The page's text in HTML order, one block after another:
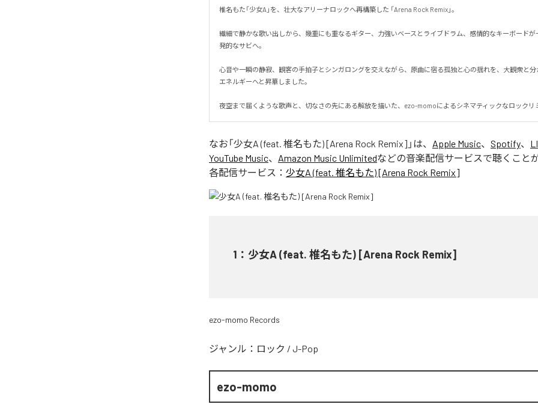
椎名もた「少女A」を、壮大なアリーナロックへ再構築した 「Arena Rock Remix」。
繊細で静かな歌い出しから、幾重にも重なるギター、力強いベースとライブドラム、感情的なキーボードが
発的なサビへ。
心音や一瞬の静寂、観客の手拍子とシンガロングを交えながら、原曲に宿る孤独と心の揺れを、大観衆と分
エネルギーへと昇華しました。
夜空まで届くような歌声と、切なさの先にある解放を描いた、ezo-momoによるシネマティックなロックリ
なお「少女A (feat. 椎名もた) [Arena Rock Remix] 」は、 Apple Music、 Spotify、
YouTube Music、 Amazon Music Unlimitedなどの音楽配信サービスで聴くこと
各配信サービス： 少女A (feat. 椎名もた) [Arena Rock Remix]
1 ： 少女A (feat. 椎名もた) [Arena Rock Remix]
ezo-momo Records
ジャンル： ロック / J-Pop
ezo-momo